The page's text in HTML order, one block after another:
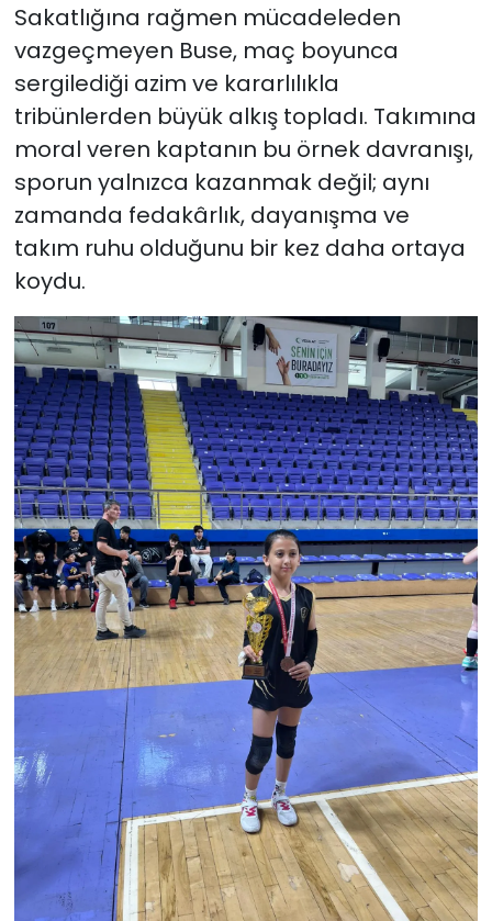
Sakatlığına rağmen mücadeleden
vazgeçmeyen Buse, maç boyunca
sergilediği azim ve kararlılıkla
tribünlerden büyük alkış topladı. Takımına
moral veren kaptanın bu örnek davranışı,
sporun yalnızca kazanmak değil; aynı
zamanda fedakârlık, dayanışma ve
takım ruhu olduğunu bir kez daha ortaya
koydu.